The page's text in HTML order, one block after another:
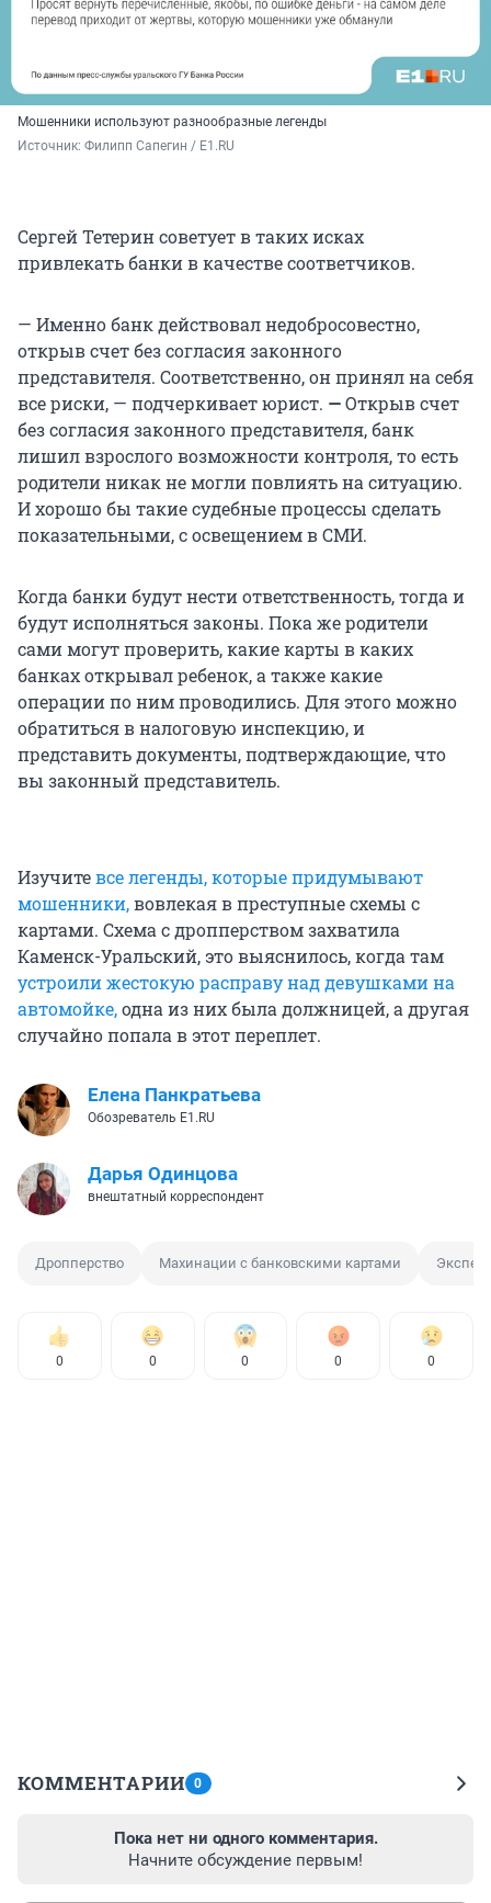
Мошенники используют разнообразные легенды
Источник: Филипп Сапегин / E1.RU
Сергей Тетерин советует в таких исках
привлекать банки в качестве соответчиков.
— Именно банк действовал недобросовестно,
открыв счет без согласия законного
представителя. Соответственно, он принял на себя
все риски, — подчеркивает юрист. —Открыв счет
без согласия законного представителя, банк
лишил взрослого возможности контроля, то есть
родители никак не могли повлиять на ситуацию.
И хорошо бы такие судебные процессы сделать
показательными, с освещением в СМИ.
Когда банки будут нести ответственность, тогда и
будут исполняться законы. Пока же родители
сами могут проверить, какие карты в каких
банках открывал ребенок, а также какие
операции по ним проводились. Для этого можно
обратиться в налоговую инспекцию, и
представить документы, подтверждающие, что
вы законный представитель.
Изучитевсе легенды, которые придумывают
мошенники,вовлекая в преступные схемы с
картами. Схема с дропперством захватила
Каменск-Уральский, это выяснилось, когда там
устроили жестокую расправу над девушками на
автомойке,одна из них была должницей, а другая
случайно попала в этот переплет.
Елена Панкратьева
Обозреватель E1.RU
Дарья Одинцова
внештатный корреспондент
Дропперство Махинации с банковскими картами
0 0 0 0 0
КОММЕНТАРИИ 0
Пока нет ни одного комментария.
Начните обсуждение первым!